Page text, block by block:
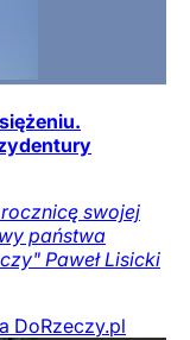
swojej
państwa
Paweł Lisicki
DoRzeczy.pl